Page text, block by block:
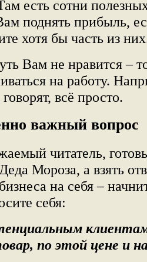
есть сотни
поднять прибыль,
хотя бы часть из
Вам не нравится –
на работу.
всё просто.
важный вопрос
читатель,
Мороза, а взять
на себя –
себя:
по этой цене и